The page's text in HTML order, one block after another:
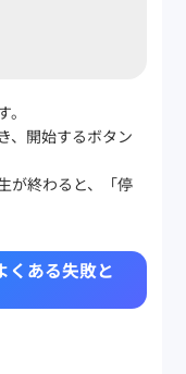
、開始するボタン
が終わると、「停
くある失敗と